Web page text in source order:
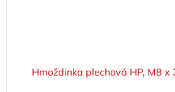
Hmoždinka plechová HP, M8 x